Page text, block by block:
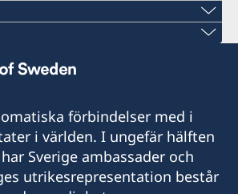
japanska helgdagar) 10.00-
förbindelser med i
i världen. I ungefär hälften
Sverige ambassader och
utrikesrepresentation består